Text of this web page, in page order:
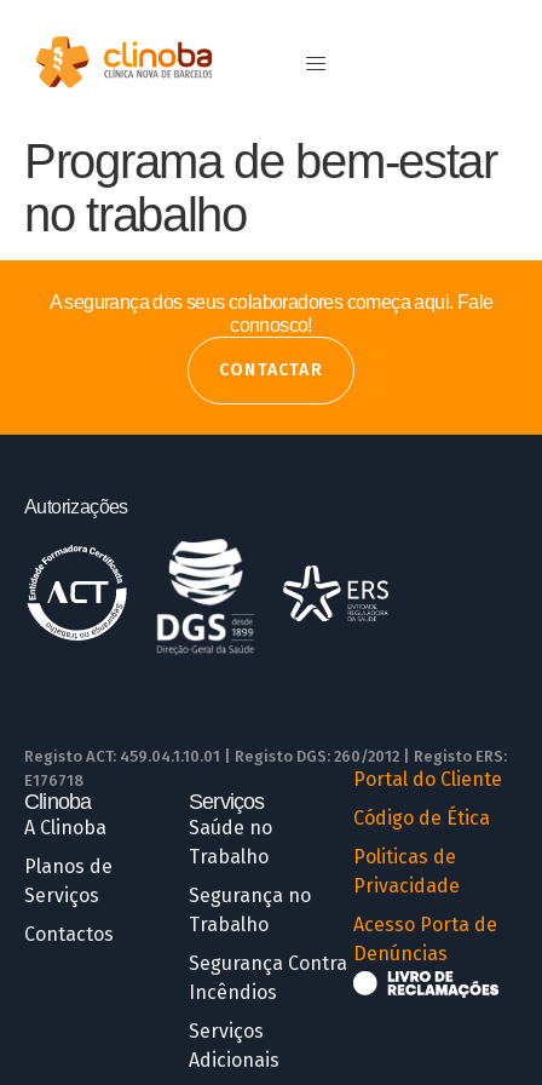
Programa de bem-estar
no trabalho
A segurança dos seus colaboradores começa aqui. Fale
connosco!
CONTACTAR
Autorizações
Registo ACT: 459.04.1.10.01 | Registo DGS: 260/2012 | Registo ERS:
E176718
Clinoba
A Clinoba
Planos de
Serviços
Contactos
Serviços
Saúde no
Trabalho
Segurança no
Trabalho
Segurança Contra
Incêndios
Serviços
Adicionais
Portal do Cliente
Código de Ética
Politicas de
Privacidade
Acesso Porta de
Denúncias